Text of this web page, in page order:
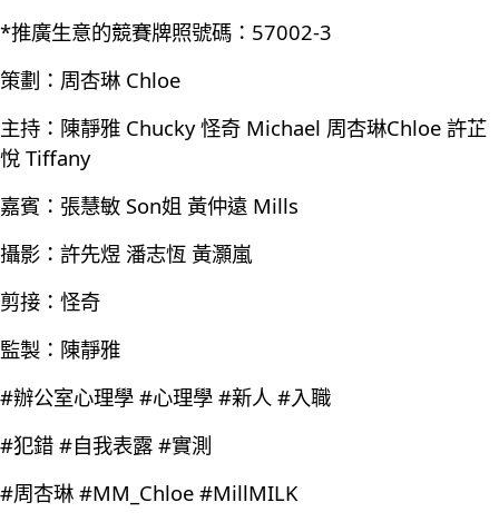
*推廣生意的競賽牌照號碼：57002-3
策劃：周杏琳 Chloe
主持：陳靜雅 Chucky 怪奇 Michael 周杏琳Chloe 許芷
悅 Tiffany
嘉賓：張慧敏 Son姐 黃仲遠 Mills
攝影：許先煜 潘志恆 黃灝嵐
剪接：怪奇
監製：陳靜雅
#辦公室心理學 #心理學 #新人 #入職
#犯錯 #自我表露 #實測
#周杏琳 #MM_Chloe #MillMILK